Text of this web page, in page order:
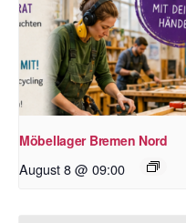
Möbellager Bremen Nord
August 8 @ 09:00